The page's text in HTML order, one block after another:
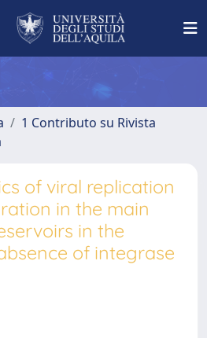
1 Contributo su Rivista
of viral replication
in the main
in the
of integrase